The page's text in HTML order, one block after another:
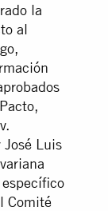
la
al
José Luis
Comité